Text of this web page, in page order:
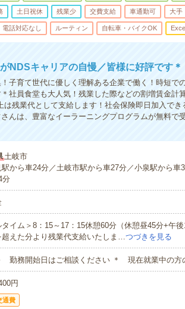
土日祝休 残業少 交費支給 車通勤可 大手
電話対応なし ルーティン 自転車・バイクOK
NDSキャリアの自慢／皆様に好評です＊
子育て世代に優しく理解ある企業で働く！時短で
社員食堂も大人気！残業した際などの割増賃金計
は残業代として支給します！社会保険即日加入で
んは、豊富なイーラーニングプログラムが無料で
土岐市
駅から車24分／土岐市駅から車27分／小泉駅から
分
タイム＞8：15～17：15休憩60分（休憩昼45分+
超えた分より残業代支給いたしま…つづきを見る
勤務開始日はご相談ください ＊ 現在就業中の方
円
通費